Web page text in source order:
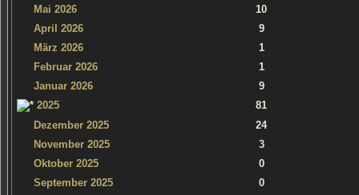
Mai 2026
10
April 2026
9
März 2026
1
Februar 2026
1
Januar 2026
9
2025
81
Dezember 2025
24
November 2025
3
Oktober 2025
0
September 2025
0